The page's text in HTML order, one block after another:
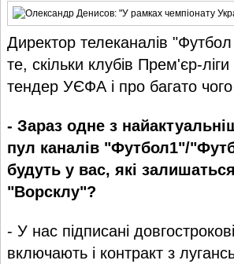
Директор телеканалів
те, скільки клубів Прем'єр-
тендер УЄФА і про багато чого
- Зараз одне з
пул каналів "Футбол1"/
будуть у вас, які
"Ворсклу"?
- У нас підписані
включають і контракт з